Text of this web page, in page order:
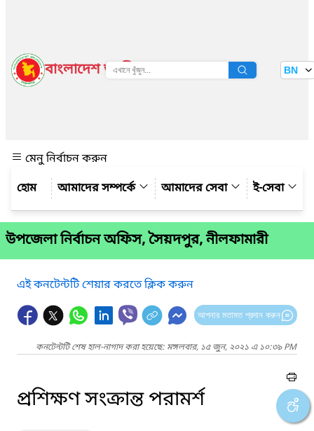
বাংলাদেশ জাতীয় তথ্য বাতায়ন BN
মেনু নির্বাচন করুন
আমাদের সম্পর্কে
আমাদের সেবা ই-সেবা
উপজেলা নির্বাচন অফিস, সৈয়দপুর, নীলফামারী
এই কনটেন্টটি শেয়ার করতে ক্লিক করুন
আপনার মতামত প্রদান করুন
কনটেন্টটি শেষ হাল-নাগাদ করা হয়েছে: মঙ্গলবার, ১৫ জুন, ২০২১ এ ১০:৩৯ PM
প্রশিক্ষণ সংক্রান্ত পরামর্শ